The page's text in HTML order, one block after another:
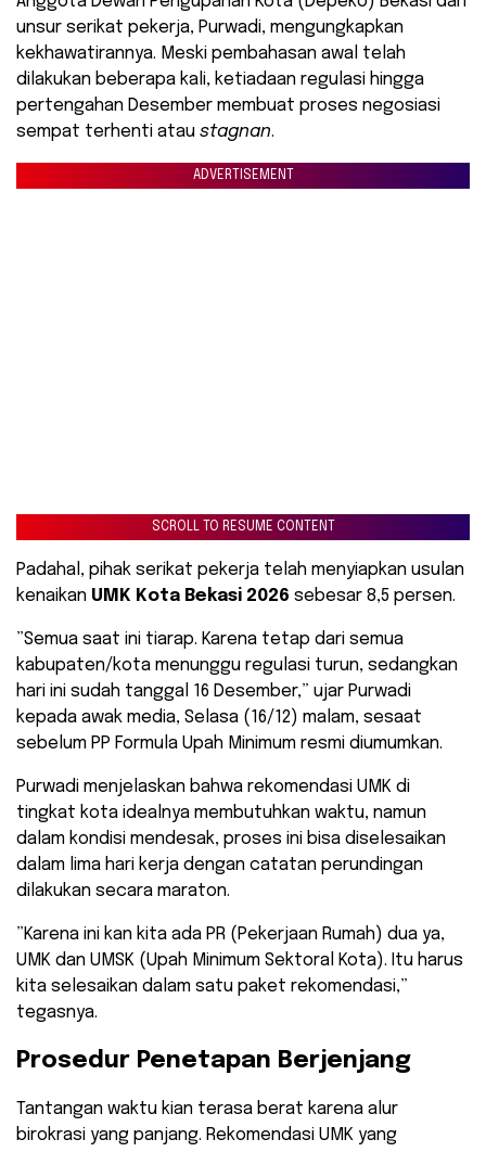
unsur serikat pekerja, Purwadi, mengungkapkan
kekhawatirannya. Meski pembahasan awal telah
dilakukan beberapa kali, ketiadaan regulasi hingga
pertengahan Desember membuat proses negosiasi
sempat terhenti atau stagnan.
ADVERTISEMENT
SCROLL TO RESUME CONTENT
​Padahal, pihak serikat pekerja telah menyiapkan usulan
kenaikan UMK Kota Bekasi 2026 sebesar 8,5 persen.
​”Semua saat ini tiarap. Karena tetap dari semua
kabupaten/kota menunggu regulasi turun, sedangkan
hari ini sudah tanggal 16 Desember,” ujar Purwadi
kepada awak media, Selasa (16/12) malam, sesaat
sebelum PP Formula Upah Minimum resmi diumumkan.
​Purwadi menjelaskan bahwa rekomendasi UMK di
tingkat kota idealnya membutuhkan waktu, namun
dalam kondisi mendesak, proses ini bisa diselesaikan
dalam lima hari kerja dengan catatan perundingan
dilakukan secara maraton.
​”Karena ini kan kita ada PR (Pekerjaan Rumah) dua ya,
UMK dan UMSK (Upah Minimum Sektoral Kota). Itu harus
kita selesaikan dalam satu paket rekomendasi,”
tegasnya.
​Prosedur Penetapan Berjenjang
​Tantangan waktu kian terasa berat karena alur
birokrasi yang panjang. Rekomendasi UMK yang